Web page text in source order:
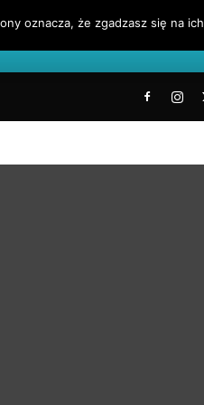
oznacza, że zgadzasz się na